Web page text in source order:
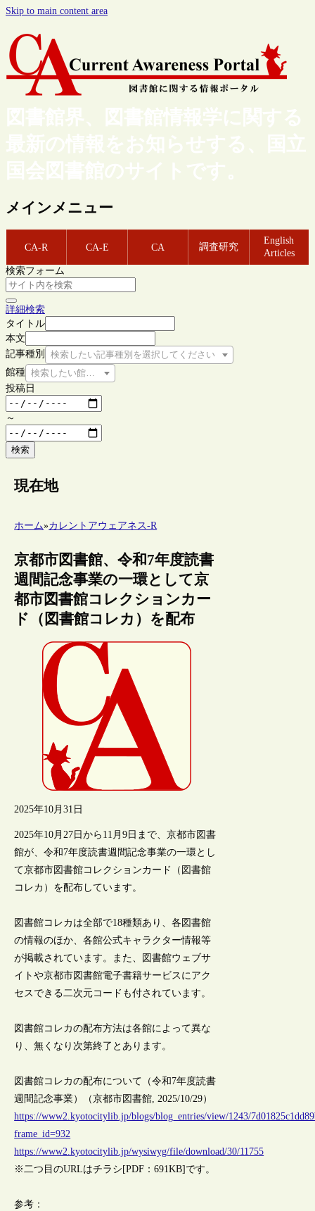
Skip to main content area
図書館界、図書館情報学に関する
最新の情報をお知らせする、国立
国会図書館のサイトです。
メインメニュー
CA-R CA-E CA 調査研究
English
Articles
検索フォーム
詳細検索
タイトル
本文
記事種別
検索したい記事種別を選択してください
館種 検索したい館種を選択してください
投稿日
～
検索
現在地
ホーム»カレントアウェアネス-R
京都市図書館、令和7年度読書
週間記念事業の一環として京
都市図書館コレクションカー
ド（図書館コレカ）を配布
2025年10月31日
2025年10月27日から11月9日まで、京都市図書
館が、令和7年度読書週間記念事業の一環とし
て京都市図書館コレクションカード（図書館
コレカ）を配布しています。
図書館コレカは全部で18種類あり、各図書館
の情報のほか、各館公式キャラクター情報等
が掲載されています。また、図書館ウェブサ
イトや京都市図書館電子書籍サービスにアク
セスできる二次元コードも付されています。
図書館コレカの配布方法は各館によって異な
り、無くなり次第終了とあります。
図書館コレカの配布について（令和7年度読書
週間記念事業）（京都市図書館, 2025/10/29）
https://www2.kyotocitylib.jp/blogs/blog_entries/view/1243/
frame_id=932
https://www2.kyotocitylib.jp/wysiwyg/file/download/30/11755
※二つ目のURLはチラシ[PDF：691KB]です。
参考：